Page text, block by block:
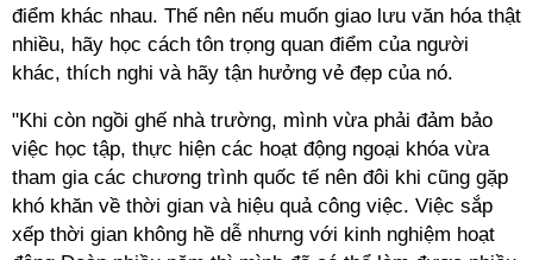
điểm khác nhau. Thế nên nếu muốn giao lưu văn hóa thật
nhiều, hãy học cách tôn trọng quan điểm của người
khác, thích nghi và hãy tận hưởng vẻ đẹp của nó.
"Khi còn ngồi ghế nhà trường, mình vừa phải đảm bảo
việc học tập, thực hiện các hoạt động ngoại khóa vừa
tham gia các chương trình quốc tế nên đôi khi cũng gặp
khó khăn về thời gian và hiệu quả công việc. Việc sắp
xếp thời gian không hề dễ nhưng với kinh nghiệm hoạt